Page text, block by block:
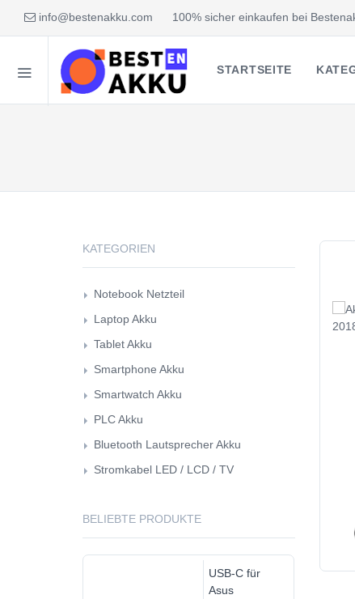
info@bestenakku.com 100% sicher einkaufen bei
STARTSEITE
KATEGORIEN
Notebook Netzteil
Laptop Akku
Tablet Akku
Smartphone Akku
Smartwatch Akku
PLC Akku
Bluetooth Lautsprecher Akku
Stromkabel LED / LCD / TV
BELIEBTE PRODUKTE
USB-C für
Asus